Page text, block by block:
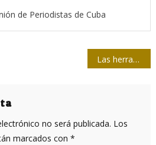
de Periodistas de Cuba
Las herramientas de Chávez
no será publicada. Los
marcados con *